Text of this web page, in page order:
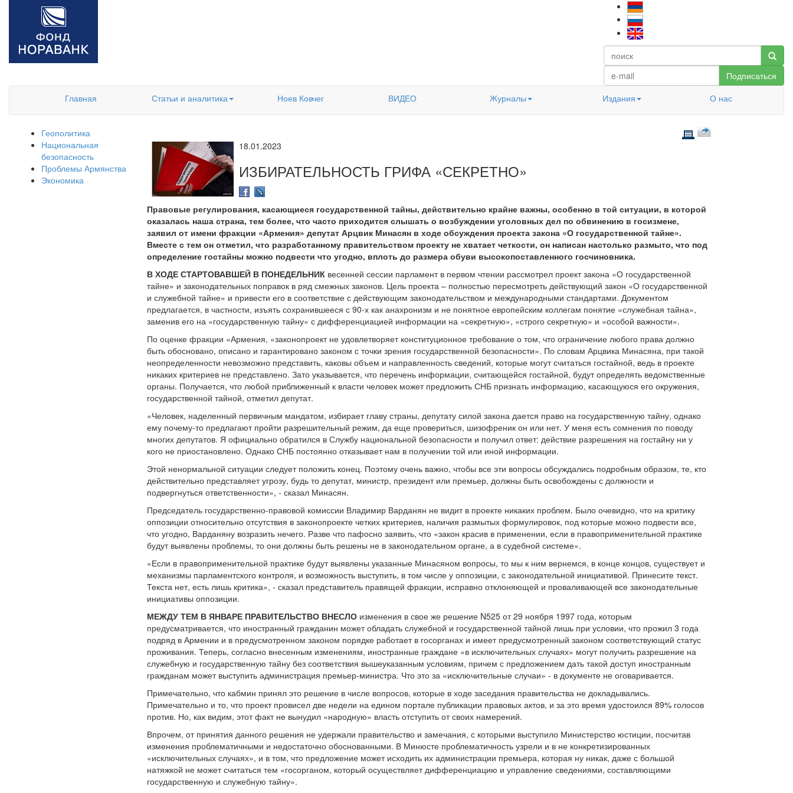
Подписаться
Главная
Статьи и аналитика Ноев Ковчег ВИДЕО Журналы Издания О нас
Геополитика
Национальная
безопасность
Проблемы Армянства
Экономика
18.01.2023
ИЗБИРАТЕЛЬНОСТЬ ГРИФА «СЕКРЕТНО»
Правовые регулирования, касающиеся государственной тайны, действительно крайне важны, особенно в той ситуации, в которой
оказалась наша страна, тем более, что часто приходится слышать о возбуждении уголовных дел по обвинению в госизмене,
заявил от имени фракции «Армения» депутат Арцвик Минасян в ходе обсуждения проекта закона «О государственной тайне».
Вместе с тем он отметил, что разработанному правительством проекту не хватает четкости, он написан настолько размыто, что под
определение гостайны можно подвести что угодно, вплоть до размера обуви высокопоставленного госчиновника.
В ХОДЕ СТАРТОВАВШЕЙ В ПОНЕДЕЛЬНИК весенней сессии парламент в первом чтении рассмотрел проект закона «О государственной
тайне» и законодательных поправок в ряд смежных законов. Цель проекта – полностью пересмотреть действующий закон «О государственной
и служебной тайне» и привести его в соответствие с действующим законодательством и международными стандартами. Документом
предлагается, в частности, изъять сохранившееся с 90-х как анахронизм и не понятное европейским коллегам понятие «служебная тайна»,
заменив его на «государственную тайну» с дифференциацией информации на «секретную», «строго секретную» и «особой важности».
По оценке фракции «Армения, «законопроект не удовлетворяет конституционное требование о том, что ограничение любого права должно
быть обосновано, описано и гарантировано законом с точки зрения государственной безопасности». По словам Арцвика Минасяна, при такой
неопределенности невозможно представить, каковы объем и направленность сведений, которые могут считаться гостайной, ведь в проекте
никаких критериев не представлено. Зато указывается, что перечень информации, считающейся гостайной, будут определять ведомственные
органы. Получается, что любой приближенный к власти человек может предложить СНБ признать информацию, касающуюся его окружения,
государственной тайной, отметил депутат.
«Человек, наделенный первичным мандатом, избирает главу страны, депутату силой закона дается право на государственную тайну, однако
ему почему-то предлагают пройти разрешительный режим, да еще провериться, шизофреник он или нет. У меня есть сомнения по поводу
многих депутатов. Я официально обратился в Службу национальной безопасности и получил ответ: действие разрешения на гостайну ни у
кого не приостановлено. Однако СНБ постоянно отказывает нам в получении той или иной информации.
Этой ненормальной ситуации следует положить конец. Поэтому очень важно, чтобы все эти вопросы обсуждались подробным образом, те, кто
действительно представляет угрозу, будь то депутат, министр, президент или премьер, должны быть освобождены с должности и
подвергнуться ответственности», - сказал Минасян.
Председатель государственно-правовой комиссии Владимир Варданян не видит в проекте никаких проблем. Было очевидно, что на критику
оппозиции относительно отсутствия в законопроекте четких критериев, наличия размытых формулировок, под которые можно подвести все,
что угодно, Варданяну возразить нечего. Разве что пафосно заявить, что «закон красив в применении, если в правоприменительной практике
будут выявлены проблемы, то они должны быть решены не в законодательном органе, а в судебной системе».
«Если в правоприменительной практике будут выявлены указанные Минасяном вопросы, то мы к ним вернемся, в конце концов, существует и
механизмы парламентского контроля, и возможность выступить, в том числе у оппозиции, с законодательной инициативой. Принесите текст.
Текста нет, есть лишь критика», - сказал представитель правящей фракции, исправно отклоняющей и проваливающей все законодательные
инициативы оппозиции.
МЕЖДУ ТЕМ В ЯНВАРЕ ПРАВИТЕЛЬСТВО ВНЕСЛО изменения в свое же решение N525 от 29 ноября 1997 года, которым
предусматривается, что иностранный гражданин может обладать служебной и государственной тайной лишь при условии, что прожил 3 года
подряд в Армении и в предусмотренном законом порядке работает в госорганах и имеет предусмотренный законом соответствующий статус
проживания. Теперь, согласно внесенным изменениям, иностранные граждане «в исключительных случаях» могут получить разрешение на
служебную и государственную тайну без соответствия вышеуказанным условиям, причем с предложением дать такой доступ иностранным
гражданам может выступить администрация премьер-министра. Что это за «исключительные случаи» - в документе не оговаривается.
Примечательно, что кабмин принял это решение в числе вопросов, которые в ходе заседания правительства не докладывались.
Примечательно и то, что проект провисел две недели на едином портале публикации правовых актов, и за это время удостоился 89% голосов
против. Но, как видим, этот факт не вынудил «народную» власть отступить от своих намерений.
Впрочем, от принятия данного решения не удержали правительство и замечания, с которыми выступило Министерство юстиции, посчитав
изменения проблематичными и недостаточно обоснованными. В Минюсте проблематичность узрели и в не конкретизированных
«исключительных случаях», и в том, что предложение может исходить их администрации премьера, которая ну никак, даже с большой
натяжкой не может считаться тем «госорганом, который осуществляет дифференциацию и управление сведениями, составляющими
государственную и служебную тайну».